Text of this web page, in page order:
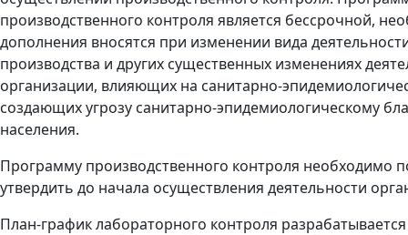
производственного контроля является бессрочной,
дополнения вносятся при изменении вида
производства и других существенных изменениях
организации, влияющих на санитарно-
создающих угрозу санитарно-эпидемиологическому
населения.
Программу производственного контроля необходимо
утвердить до начала осуществления деятельности
План-график лабораторного контроля